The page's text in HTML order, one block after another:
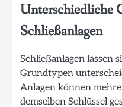
Unterschiedliche
Schließanlagen
Schließanlagen lassen
Grundtypen
Anlagen können
demselben Schlüssel